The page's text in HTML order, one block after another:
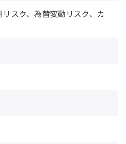
スク、為替変動リスク、カ